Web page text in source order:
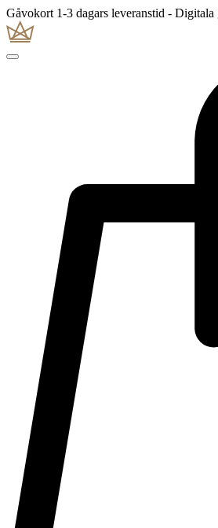
Gåvokort 1-3 dagars leveranstid - Digitala